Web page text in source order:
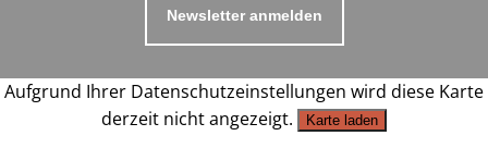
Newsletter anmelden
Aufgrund Ihrer Datenschutzeinstellungen wird diese Karte
derzeit nicht angezeigt.
Karte laden